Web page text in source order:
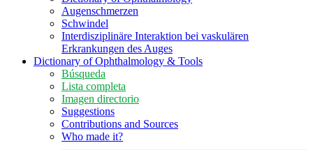
Augenschmerzen
Schwindel
Interdisziplinäre Interaktion bei vaskulären
Erkrankungen des Auges
Dictionary of Ophthalmology & Tools
Búsqueda
Lista completa
Imagen directorio
Suggestions
Contributions and Sources
Who made it?